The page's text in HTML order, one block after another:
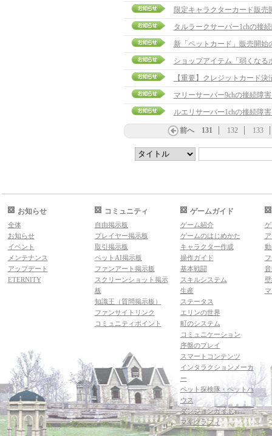
限定キャラクターカード販売
タルラークサーバー1chの接
新「ペットカード」販売開始
ショップアイテム「弱くなる
【重要】クレジットカード
マリーサーバー9chの接続障
ルエリサーバー1chの接続障
前へ 131 132 133
お知らせ
全体
お知らせ
イベント
メンテナンス
アップデート
ETERNITY
コミュニティ
自由掲示板
プレイヤー掲示板
取引掲示板
ペットAI掲示板
ファンアート掲示板
スクリーンショット掲示
板
知識王（質問掲示板）
ファンサイトリンク
コミュニティポイント
ゲームガイド
ゲーム紹介
ゲームのはじめかた
キャラクター作成
操作ガイド
基本戦闘
スキルシステム
生産
ステータス
エリンの世界
町のシステム
コミュニケーション
序盤のプレイ
スマートコンテンツ
インタラクションメーカ
ー
ペット探検隊・ペットハ
ウス
ダンジョンガイド
マギグラフィ